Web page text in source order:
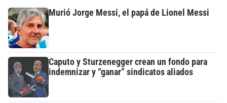
Murió Jorge Messi, el papá de Lionel Messi
Caputo y Sturzenegger crean un fondo para
indemnizar y “ganar” sindicatos aliados